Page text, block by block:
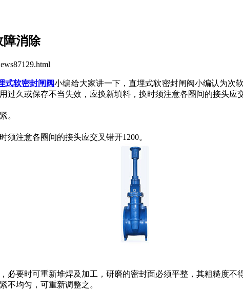
障消除
式软密封闸阀小编给大家讲一下，直埋式软密封闸阀小编认为次
过久或保存不当失效，应换新填料，换时须注意各圈间的接头
。
注意各圈间的接头应交叉错开1200。
要时可重新堆焊及加工，研磨的密封面必须平整，其粗糙度不得
均匀，可重新调整之。